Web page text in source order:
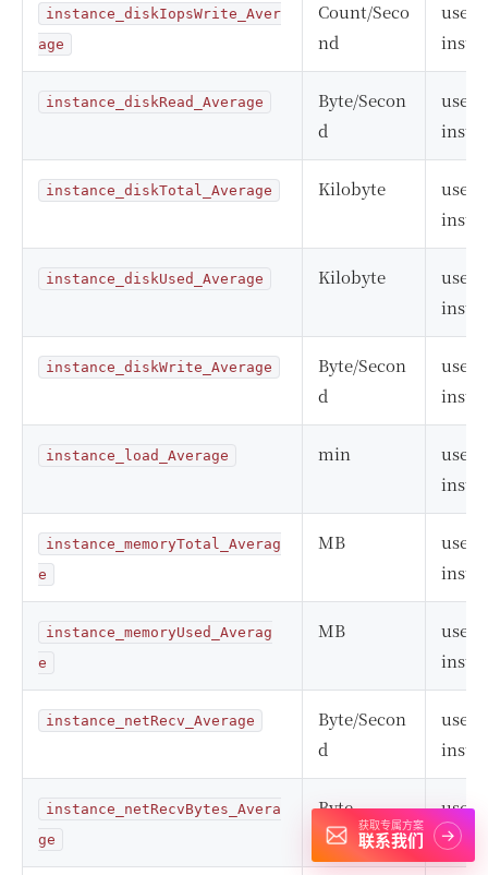
instance_diskIopsWrite_Aver
age
Count/Seco
nd
instance_diskRead_Average
Byte/Secon
d
instance_diskTotal_Average Kilobyte
instance_diskUsed_Average Kilobyte
instance_diskWrite_Average
Byte/Secon
d
instance_load_Average min
instance_memoryTotal_Averag
e
MB
instance_memoryUsed_Averag
e
MB
instance_netRecv_Average
Byte/Secon
d
instance_netRecvBytes_Avera
ge
Byte
获取专属方案
联系我们 →